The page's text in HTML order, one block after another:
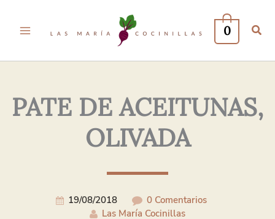
0
PATE DE ACEITUNAS,
OLIVADA
19/08/2018
0 Comentarios
Las María Cocinillas
Electrónico*